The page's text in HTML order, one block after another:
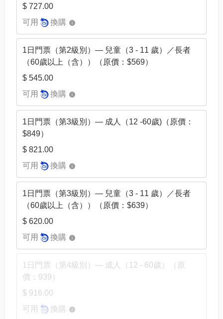
$ 727.00
可用
換購
1日門票（第2級別）— 兒童（3 - 11 歲）／長者
（60歲以上（含））（原價：$569）
$ 545.00
可用
換購
1日門票（第3級別）— 成人（12 -60歲)（原價：
$849）
$ 821.00
可用
換購
1日門票（第3級別）— 兒童（3 - 11 歲）／長者
（60歲以上（含））（原價：$639）
$ 620.00
可用
換購
1日門票（第4級別）— 成人（12 - 60歲）（原
價：939）
$ 916.00
可用
換購